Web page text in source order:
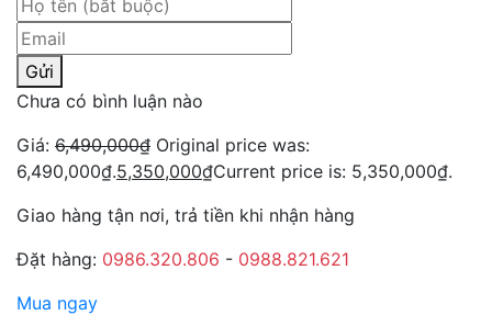
Gửi
Chưa có bình luận nào
Giá: 6,490,000₫ Original price was:
6,490,000₫.5,350,000₫Current price is: 5,350,000₫.
Giao hàng tận nơi, trả tiền khi nhận hàng
Đặt hàng: 0986.320.806 - 0988.821.621
Mua ngay